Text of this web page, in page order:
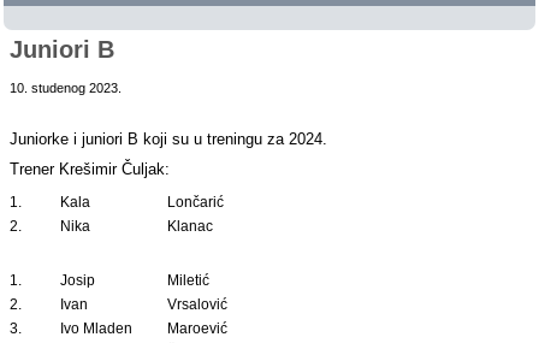
Juniori B
10. studenog 2023.
Juniorke i juniori B koji su u treningu za 2024.
Trener Krešimir Čuljak:
1. Kala
Lončarić
2.
Nika Klanac
1. Josip
Miletić
2.
Ivan
Vrsalović
3.
Ivo Mladen
Maroević